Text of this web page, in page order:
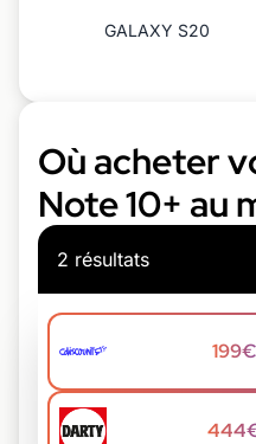
GALAXY S20
Où acheter
Note 10+ au
2 résultats
199€